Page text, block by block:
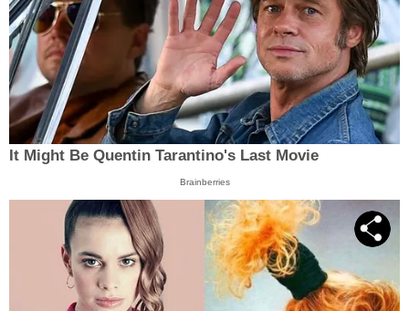
It Might Be Quentin Tarantino's Last Movie
Brainberries